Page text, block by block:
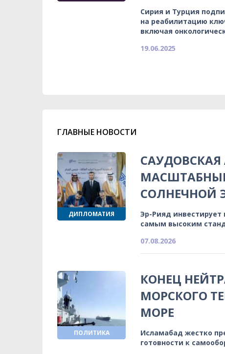
Сирия и Турция
на реабилитацию
включая
19.06.2025
ГЛАВНЫЕ НОВОСТИ
ДИПЛОМАТИЯ
СОЛНЕЧНОЙ
Эр-Рияд инвестирует
самым высоким
07.08.2026
ПОЛИТИКА
КОНЕЦ
МОРСКОГО
МОРЕ
Исламабад жестко
готовности к